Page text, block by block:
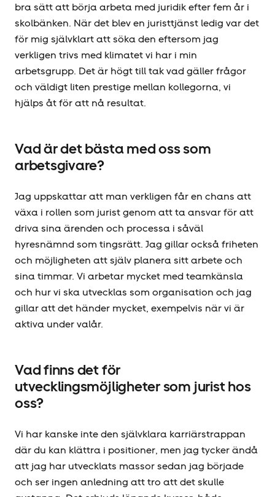
bra sätt att börja arbeta med juridik efter fem år i
skolbänken. När det blev en juristtjänst ledig var det
för mig självklart att söka den eftersom jag
verkligen trivs med klimatet vi har i min
arbetsgrupp. Det är högt till tak vad gäller frågor
och väldigt liten prestige mellan kollegorna, vi
hjälps åt för att nå resultat.
Vad är det bästa med oss som
arbetsgivare?
Jag uppskattar att man verkligen får en chans att
växa i rollen som jurist genom att ta ansvar för att
driva sina ärenden och processa i såväl
hyresnämnd som tingsrätt. Jag gillar också friheten
och möjligheten att själv planera sitt arbete och
sina timmar. Vi arbetar mycket med teamkänsla
och hur vi ska utvecklas som organisation och jag
gillar att det händer mycket, exempelvis när vi är
aktiva under valår.
Vad finns det för
utvecklingsmöjligheter som jurist hos
oss?
Vi har kanske inte den självklara karriärstrappan
där du kan klättra i positioner, men jag tycker ändå
att jag har utvecklats massor sedan jag började
och ser ingen anledning att tro att det skulle